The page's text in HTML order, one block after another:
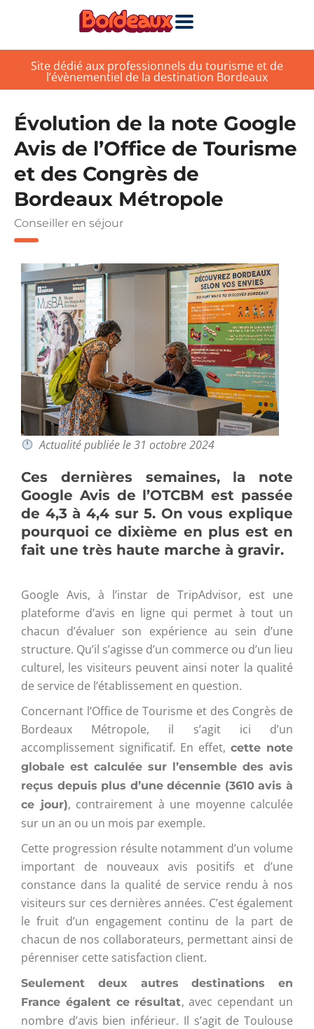
Site dédié aux professionnels du tourisme et de
l’évènementiel de la destination Bordeaux
Évolution de la note Google
Avis de l’Office de Tourisme
et des Congrès de
Bordeaux Métropole
Conseiller en séjour
Actualité publiée le 31 octobre 2024
Ces dernières semaines, la note
Google Avis de l’OTCBM est passée
de 4,3 à 4,4 sur 5. On vous explique
pourquoi ce dixième en plus est en
fait une très haute marche à gravir.
Google Avis, à l’instar de TripAdvisor, est une
plateforme d’avis en ligne qui permet à tout un
chacun d’évaluer son expérience au sein d’une
structure. Qu’il s’agisse d’un commerce ou d’un lieu
culturel, les visiteurs peuvent ainsi noter la qualité
de service de l’établissement en question.
Concernant l’Office de Tourisme et des Congrès de
Bordeaux Métropole, il s’agit ici d’un
accomplissement significatif. En effet, cette note
globale est calculée sur l’ensemble des avis
reçus depuis plus d’une décennie (3610 avis à
ce jour), contrairement à une moyenne calculée
sur un an ou un mois par exemple.
Cette progression résulte notamment d’un volume
important de nouveaux avis positifs et d’une
constance dans la qualité de service rendu à nos
visiteurs sur ces dernières années. C’est également
le fruit d’un engagement continu de la part de
chacun de nos collaborateurs, permettant ainsi de
pérenniser cette satisfaction client.
Seulement deux autres destinations en
France égalent ce résultat, avec cependant un
nombre d’avis bien inférieur. Il s’agit de Toulouse